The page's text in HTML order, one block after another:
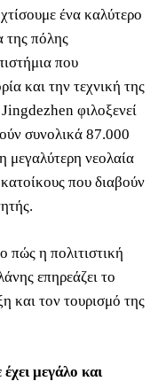
ένα καλύτερο
της πόλης
που
και την τεχνική της
φιλοξενεί
συνολικά 87.000
μεγαλύτερη νεολαία
που διαβούν
η πολιτιστική
επηρεάζει το
και τον τουρισμό της
μεγάλο και